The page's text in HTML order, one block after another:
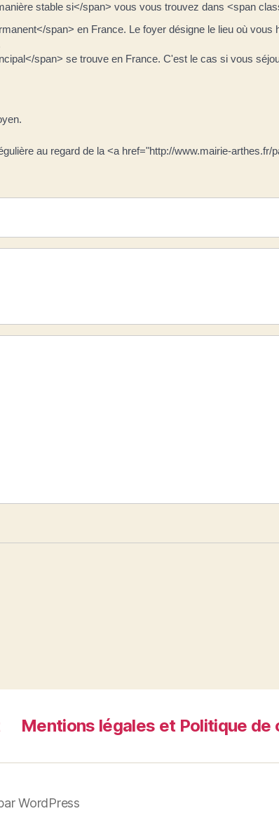
stable si</span> vous vous trouvez dans <span
span> en France. Le foyer désigne le lieu où
span> se trouve en France. C'est le cas si vous
au regard de la <a href="http://www.mairie-
Mentions légales et Politique de
WordPress